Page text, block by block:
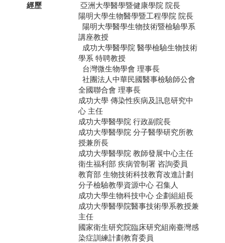
經歷
亞洲大學醫學暨健康學院 院長
陽明大學生物醫學暨工程學院 院長
陽明大學醫學生物技術暨檢驗學系
講座教授
成功大學醫學院 醫學檢驗生物技術
學系 特聘教授
台灣微生物學會 理事長
社團法人中華民國醫事檢驗師公會
全國聯合會 理事長
成功大學 傳染性疾病及訊息研究中
心 主任
成功大學醫學院 行政副院長
成功大學醫學院 分子醫學研究所教
授兼所長
成功大學醫學院 教師發展中心主任
衛生福利部 疾病管制署 咨詢委員
教育部 生物技術科技教育改進計劃
分子檢驗教學資源中心 召集人
成功大學生物科技中心 企劃組組長
成功大學醫學院醫事技術學系教授兼
主任
國家衛生研究院臨床研究組南臺灣感
染症訓練計劃教育委員